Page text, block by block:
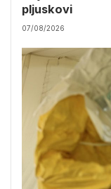
pljuskovi
07/08/2026